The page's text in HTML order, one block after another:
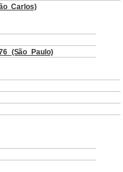
Carlos)
(São Paulo)